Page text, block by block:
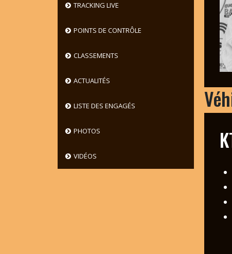
TRACKING LIVE
POINTS DE CONTRÔLE
CLASSEMENTS
ACTUALITÉS
LISTE DES ENGAGÉS
PHOTOS
VIDÉOS